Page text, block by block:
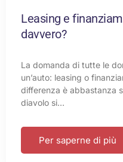
Leasing e
davvero?
La domanda di tutte le
un’auto: leasing o
differenza è abbastanza
diavolo si…
Per saperne di più